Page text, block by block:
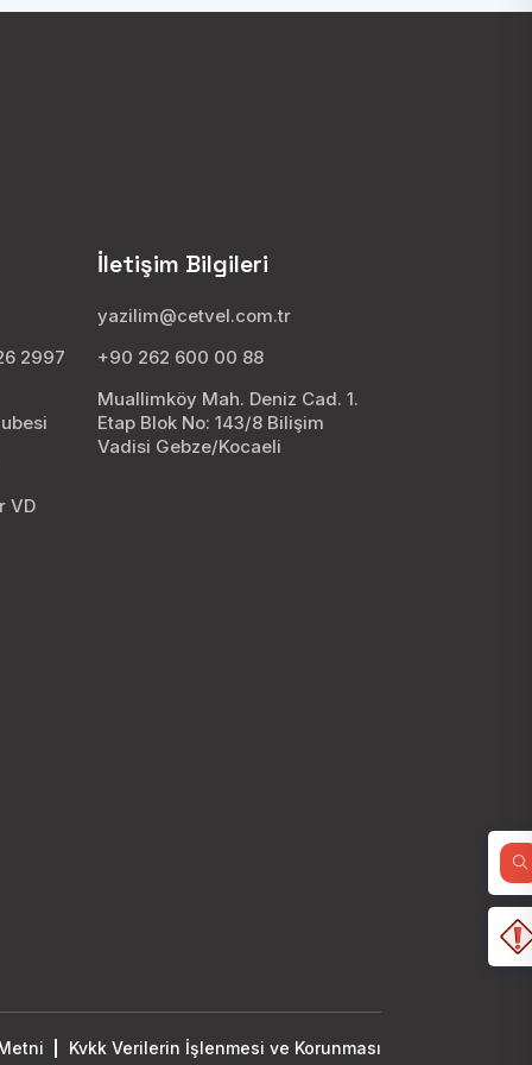
2997
VD
İletişim Bilgileri
yazilim@cetvel.com.tr
+90 262 600 00 88
Muallimköy Mah. Deniz Cad. 1.
Etap Blok No: 143/8 Bilişim
Vadisi Gebze/Kocaeli
Kvkk Verilerin İşlenmesi ve Korunması